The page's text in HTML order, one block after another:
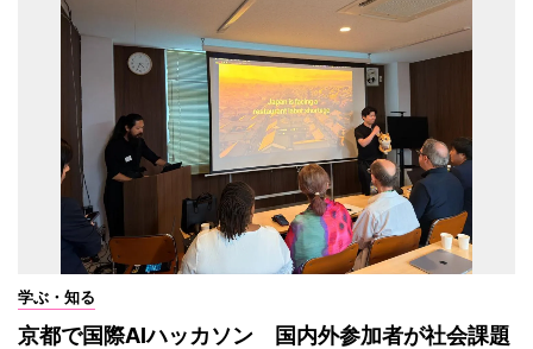
学ぶ・知る
京都で国際AIハッカソン 国内外参加者が社会課題